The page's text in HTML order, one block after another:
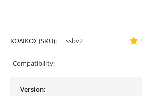
ΚΩΔΙΚΟΣ (SKU): ssbv2
Compatibility:
Version: